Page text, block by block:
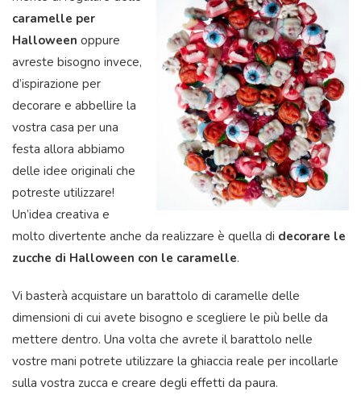
caramelle per
Halloween oppure
avreste bisogno invece,
d’ispirazione per
decorare e abbellire la
vostra casa per una
festa allora abbiamo
delle idee originali che
potreste utilizzare!
Un’idea creativa e
molto divertente anche da realizzare è quella di decorare le
zucche di Halloween con le caramelle.
Vi basterà acquistare un barattolo di caramelle delle
dimensioni di cui avete bisogno e scegliere le più belle da
mettere dentro. Una volta che avrete il barattolo nelle
vostre mani potrete utilizzare la ghiaccia reale per incollarle
sulla vostra zucca e creare degli effetti da paura.